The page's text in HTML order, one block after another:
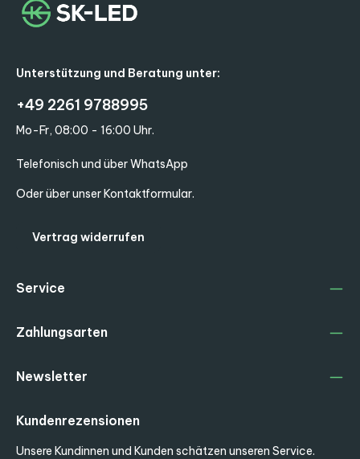
Unterstützung und Beratung unter:
+49 2261 9788995
Mo-Fr, 08:00 - 16:00 Uhr.
Telefonisch und über WhatsApp
Oder über unserKontaktformular.
Vertrag widerrufen
Service
Zahlungsarten
Kundenrezensionen
Unsere Kundinnen und Kunden schätzen unseren Service.
Newsletter